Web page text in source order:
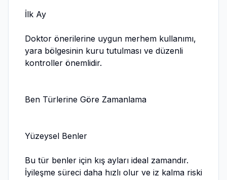
İlk Ay
Doktor önerilerine uygun merhem kullanımı,
yara bölgesinin kuru tutulması ve düzenli
kontroller önemlidir.
Ben Türlerine Göre Zamanlama
Yüzeysel Benler
Bu tür benler için kış ayları ideal zamandır.
İyileşme süreci daha hızlı olur ve iz kalma riski